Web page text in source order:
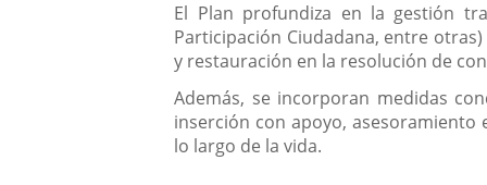
El Plan profundiza en la gestión
Participación Ciudadana, entre
y restauración en la resolución de
Además, se incorporan medidas
inserción con apoyo,
lo largo de la vida.